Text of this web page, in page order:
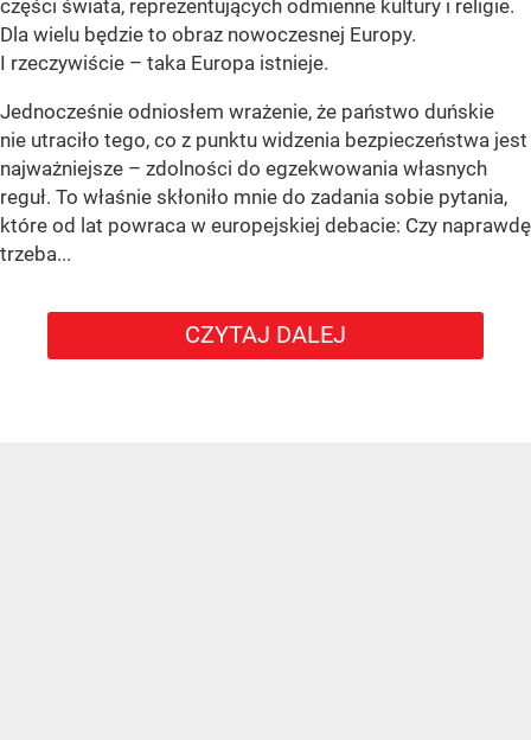
części świata, reprezentujących odmienne kultury i religie.
Dla wielu będzie to obraz nowoczesnej Europy.
I rzeczywiście – taka Europa istnieje.
Jednocześnie odniosłem wrażenie, że państwo duńskie
nie utraciło tego, co z punktu widzenia bezpieczeństwa jest
najważniejsze – zdolności do egzekwowania własnych
reguł. To właśnie skłoniło mnie do zadania sobie pytania,
które od lat powraca w europejskiej debacie: Czy naprawdę
trzeba...
CZYTAJ DALEJ